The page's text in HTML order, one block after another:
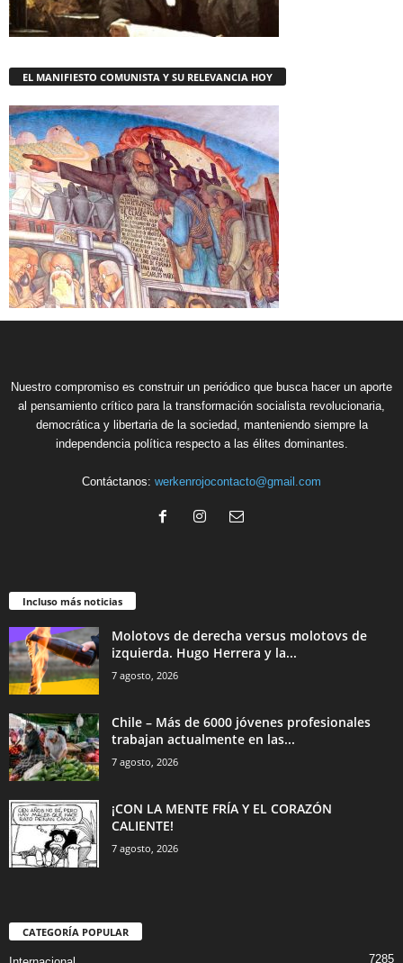
EL MANIFIESTO COMUNISTA Y SU RELEVANCIA HOY
Nuestro compromiso es construir un periódico que busca hacer un aporte
al pensamiento crítico para la transformación socialista revolucionaria,
democrática y libertaria de la sociedad, manteniendo siempre la
independencia política respecto a las élites dominantes.
Contáctanos: werkenrojocontacto@gmail.com
Incluso más noticias
Molotovs de derecha versus molotovs de
izquierda. Hugo Herrera y la...
7 agosto, 2026
Chile – Más de 6000 jóvenes profesionales
trabajan actualmente en las...
7 agosto, 2026
¡CON LA MENTE FRÍA Y EL CORAZÓN
CALIENTE!
7 agosto, 2026
CATEGORÍA POPULAR
7285